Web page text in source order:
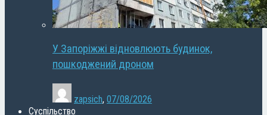
У Запоріжжі відновлюють будинок,
пошкоджений дроном
zapsich, 07/08/2026
Суспільство